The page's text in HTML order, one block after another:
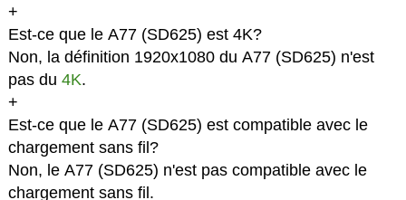
+
Est-ce que le A77 (SD625) est 4K?
Non, la définition 1920x1080 du A77 (SD625) n'est
pas du 4K.
+
Est-ce que le A77 (SD625) est compatible avec le
chargement sans fil?
Non, le A77 (SD625) n'est pas compatible avec le
chargement sans fil.